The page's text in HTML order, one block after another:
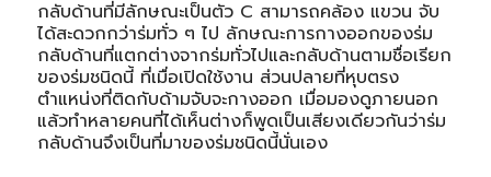
กลับด้านที่มีลักษณะเป็นตัว C สามารถคล้อง แขวน จับ
ได้สะดวกกว่าร่มทั่ว ๆ ไป ลักษณะการกางออกของร่ม
กลับด้านที่แตกต่างจากร่มทั่วไปและกลับด้านตามชื่อเรียก
ของร่มชนิดนี้ ที่เมื่อเปิดใช้งาน ส่วนปลายที่หุบตรง
ตำแหน่งที่ติดกับด้ามจับจะกางออก เมื่อมองดูภายนอก
แล้วทำหลายคนที่ได้เห็นต่างก็พูดเป็นเสียงเดียวกันว่าร่ม
กลับด้านจึงเป็นที่มาของร่มชนิดนี้นั่นเอง